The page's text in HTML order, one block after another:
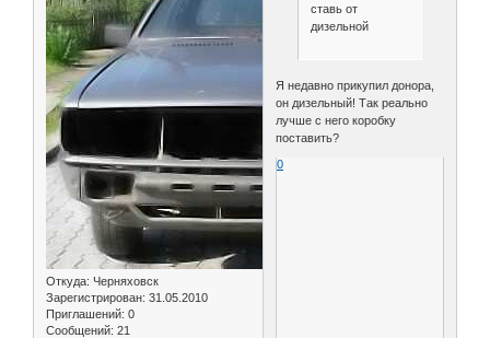
Откуда: Черняховск
Зарегистрирован: 31.05.2010
Приглашений: 0
Сообщений: 21
ставь от
дизельной
Я недавно прикупил донора,
он дизельный! Так реально
лучше с него коробку
поставить?
0